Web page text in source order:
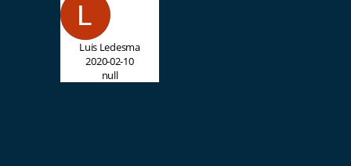
Luis Ledesma
2020-02-10